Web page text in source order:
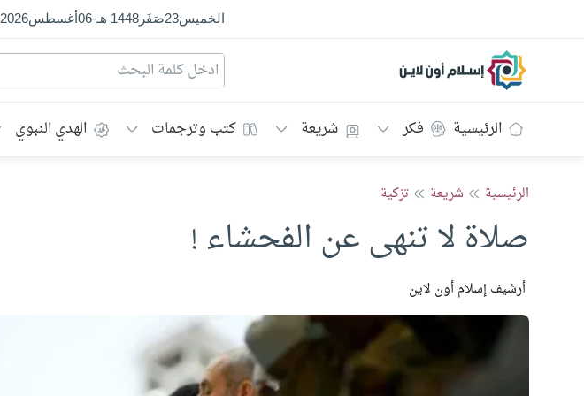
الخميس23صَفَر1448 هـ -
06أغسطس2026
إسلام أون لاين
الرئيسية فكر شريعة كتب وترجمات الهدي النبوي
الرئيسية شريعة تزكية
صلاة لا تنهى عن الفحشاء !
أرشيف إسلام أون لاين